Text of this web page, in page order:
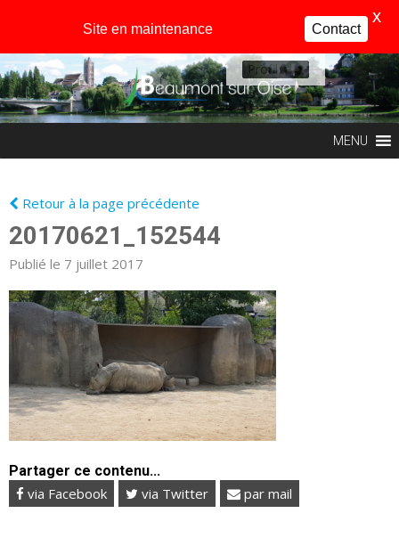
Profil
MENU
Retour à la page précédente
20170621_152544
Publié le 7 juillet 2017
Partager ce contenu...
via Facebook via Twitter par mail
Site en maintenance Contact
X